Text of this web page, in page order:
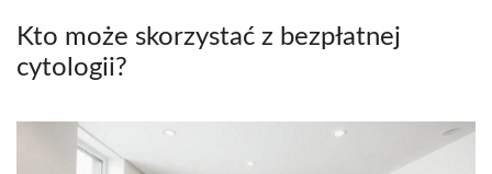
Kto może skorzystać z bezpłatnej
cytologii?